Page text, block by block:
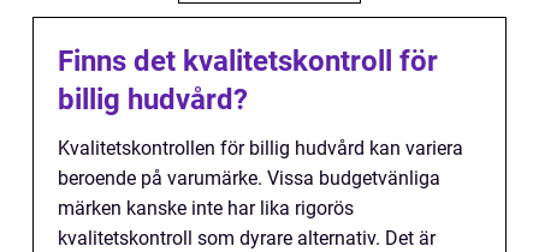
Finns det kvalitetskontroll för
billig hudvård?
Kvalitetskontrollen för billig hudvård kan variera
beroende på varumärke. Vissa budgetvänliga
märken kanske inte har lika rigorös
kvalitetskontroll som dyrare alternativ. Det är